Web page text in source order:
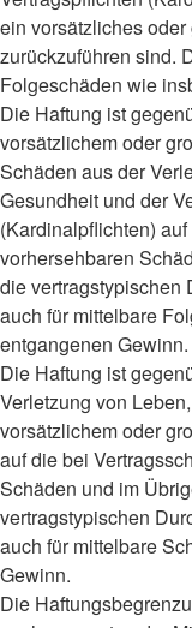
ein vorsätzliches
zurückzuführen sind.
Folgeschäden wie
Die Haftung ist
vorsätzlichem oder
Schäden aus der
Gesundheit und der
(Kardinalpflichten)
vorhersehbaren
die vertragstypischen
auch für mittelbare
entgangenen Gewinn.
Die Haftung ist
Verletzung von
vorsätzlichem oder
auf die bei
Schäden und im
vertragstypischen
auch für mittelbare
Gewinn.
Die